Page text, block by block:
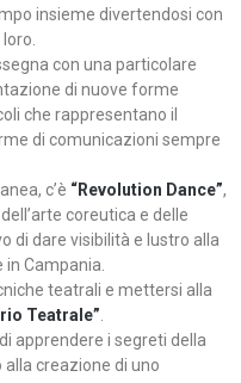
insieme divertendosi con
con una particolare
di nuove forme
che rappresentano il
di comunicazioni sempre
c’è “Revolution Dance”,
coreutica e delle
di dare visibilità e lustro alla
Campania.
teatrali e mettersi alla
Teatrale”
apprendere i segreti della
creazione di uno